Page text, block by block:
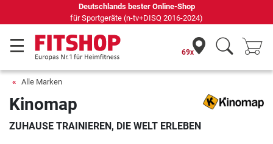
Deutschlands bester Online-Shop
für Sportgeräte (n-tv+DISQ 2016-2024)
69x
Alle Marken
Kinomap
ZUHAUSE TRAINIEREN, DIE WELT ERLEBEN